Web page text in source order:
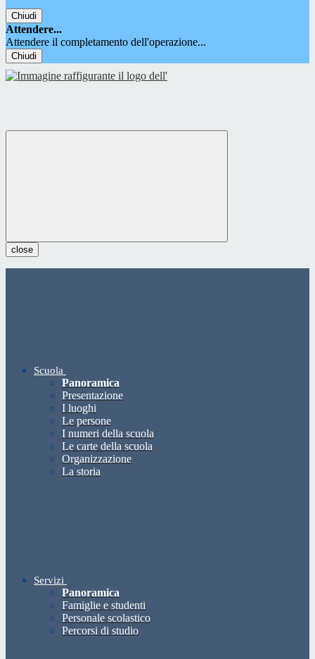
Chiudi
Attendere...
Attendere il completamento dell'operazione...
Chiudi
close
Scuola
Panoramica
Presentazione
I luoghi
Le persone
I numeri della scuola
Le carte della scuola
Organizzazione
La storia
Servizi
Panoramica
Famiglie e studenti
Personale scolastico
Percorsi di studio